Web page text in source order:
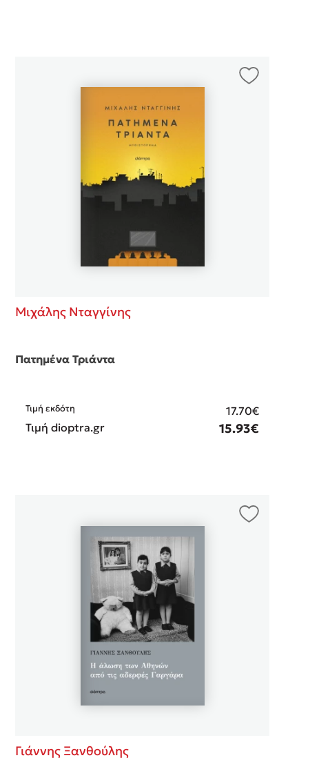
Μιχάλης Νταγγίνης
Πατημένα Τριάντα
Τιμή εκδότη
17.70€
Τιμή dioptra.gr
15.93€
Γιάννης Ξανθούλης